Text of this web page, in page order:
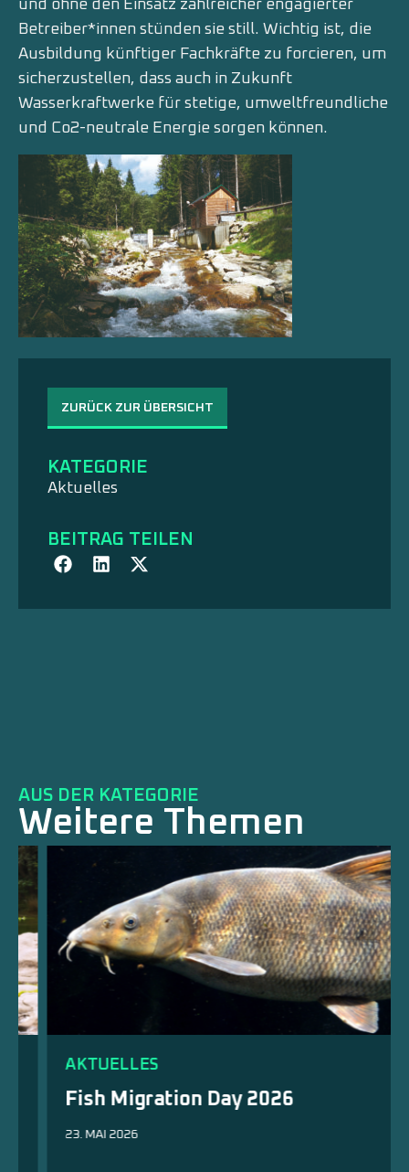
ZURÜCK ZUR ÜBERSICHT
KATEGORIE
Aktuelles
BEITRAG TEILEN
und ohne den Einsatz zahlreicher engagierter
Betreiber*innen stünden sie still. Wichtig ist, die
Ausbildung künftiger Fachkräfte zu forcieren, um
sicherzustellen, dass auch in Zukunft
Wasserkraftwerke für stetige, umweltfreundliche
und Co2-neutrale Energie sorgen können.
AUS DER KATEGORIE
Weitere Themen
AKTUELLES
Fish Migration Day 2026
23. MAI 2026